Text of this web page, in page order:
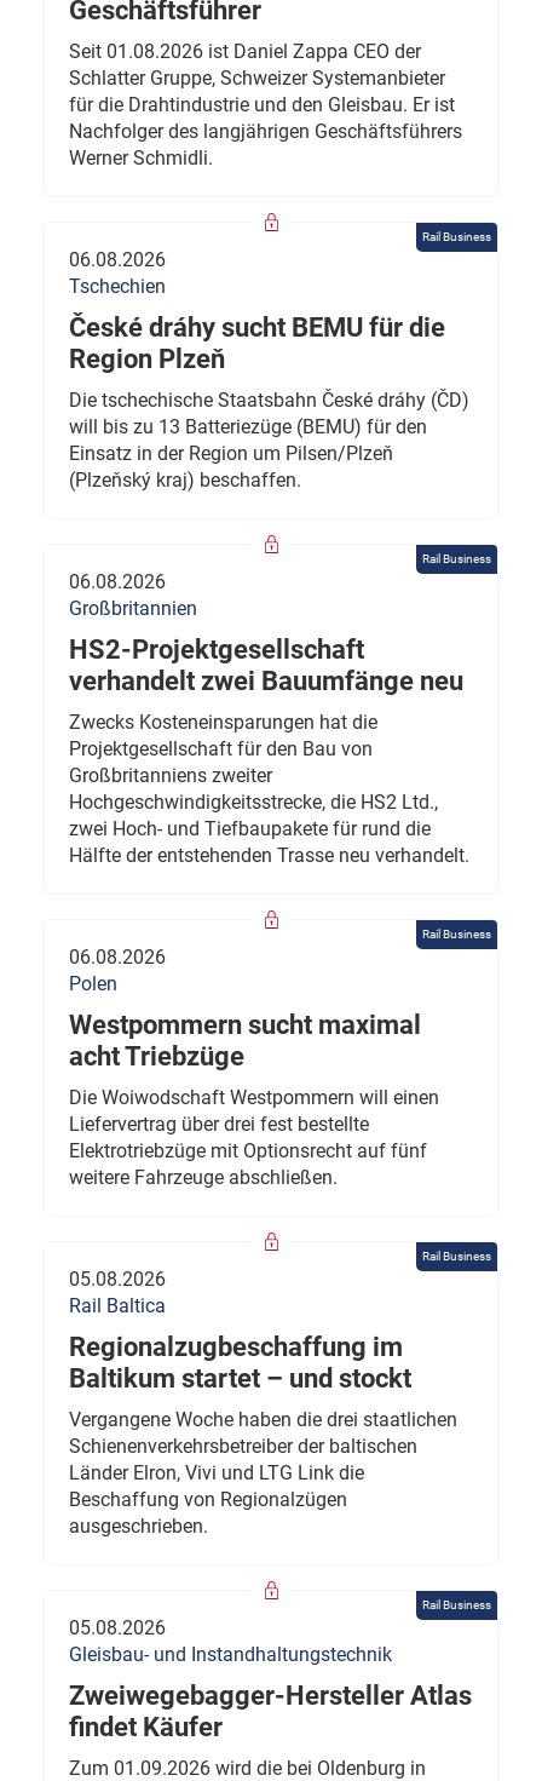
Geschäftsführer
Seit 01.08.2026 ist Daniel Zappa CEO der
Schlatter Gruppe, Schweizer Systemanbieter
für die Drahtindustrie und den Gleisbau. Er ist
Nachfolger des langjährigen Geschäftsführers
Werner Schmidli.
Rail Business
06.08.2026
Tschechien
České dráhy sucht BEMU für die
Region Plzeň
Die tschechische Staatsbahn České dráhy (ČD)
will bis zu 13 Batteriezüge (BEMU) für den
Einsatz in der Region um Pilsen/Plzeň
(Plzeňský kraj) beschaffen.
Rail Business
06.08.2026
Großbritannien
HS2-Projektgesellschaft
verhandelt zwei Bauumfänge neu
Zwecks Kosteneinsparungen hat die
Projektgesellschaft für den Bau von
Großbritanniens zweiter
Hochgeschwindigkeitsstrecke, die HS2 Ltd.,
zwei Hoch- und Tiefbaupakete für rund die
Hälfte der entstehenden Trasse neu verhandelt.
Rail Business
06.08.2026
Polen
Westpommern sucht maximal
acht Triebzüge
Die Woiwodschaft Westpommern will einen
Liefervertrag über drei fest bestellte
Elektrotriebzüge mit Optionsrecht auf fünf
weitere Fahrzeuge abschließen.
Rail Business
05.08.2026
Rail Baltica
Regionalzugbeschaffung im
Baltikum startet – und stockt
Vergangene Woche haben die drei staatlichen
Schienenverkehrsbetreiber der baltischen
Länder Elron, Vivi und LTG Link die
Beschaffung von Regionalzügen
ausgeschrieben.
Rail Business
05.08.2026
Gleisbau- und Instandhaltungstechnik
Zweiwegebagger-Hersteller Atlas
findet Käufer
Zum 01.09.2026 wird die bei Oldenburg in